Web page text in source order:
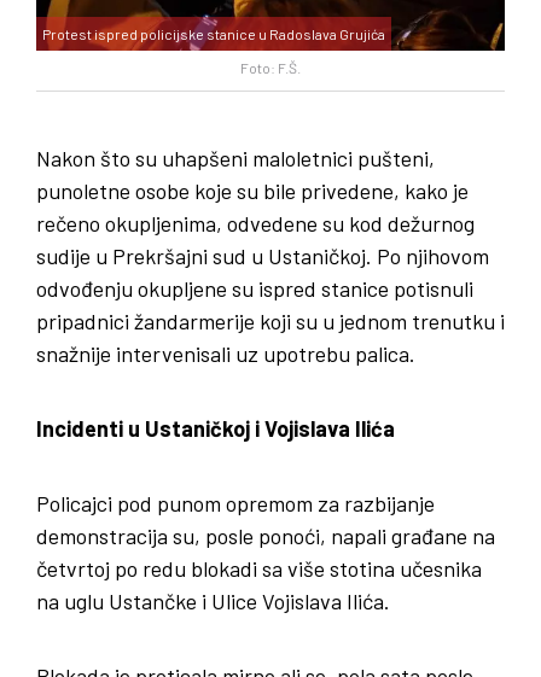
Foto: F.Š.
Protest ispred policijske stanice u Radoslava Grujića
Nakon što su uhapšeni maloletnici pušteni,
punoletne osobe koje su bile privedene, kako je
rečeno okupljenima, odvedene su kod dežurnog
sudije u Prekršajni sud u Ustaničkoj. Po njihovom
odvođenju okupljene su ispred stanice potisnuli
pripadnici žandarmerije koji su u jednom trenutku i
snažnije intervenisali uz upotrebu palica.
Incidenti u Ustaničkoj i Vojislava Ilića
Policajci pod punom opremom za razbijanje
demonstracija su, posle ponoći, napali građane na
četvrtoj po redu blokadi sa više stotina učesnika
na uglu Ustančke i Ulice Vojislava Ilića.